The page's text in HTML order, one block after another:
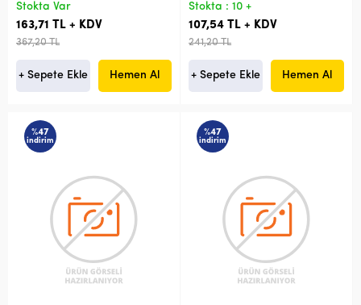
Stokta Var
163,71 TL + KDV
367,20 TL
+ Sepete Ekle Hemen Al
Stokta : 10 +
107,54 TL + KDV
241,20 TL
+ Sepete Ekle Hemen Al
%47
indirim
%47
indirim